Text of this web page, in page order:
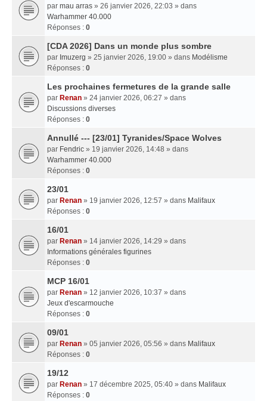
par mau arras » 26 janvier 2026, 22:03 » dans
Warhammer 40.000
Réponses : 0
[CDA 2026] Dans un monde plus sombre
par Imuzerg » 25 janvier 2026, 19:00 » dans Modélisme
Réponses : 0
Les prochaines fermetures de la grande salle
par Renan » 24 janvier 2026, 06:27 » dans
Discussions diverses
Réponses : 0
Annullé --- [23/01] Tyranides/Space Wolves
par Fendric » 19 janvier 2026, 14:48 » dans
Warhammer 40.000
Réponses : 0
23/01
par Renan » 19 janvier 2026, 12:57 » dans Malifaux
Réponses : 0
16/01
par Renan » 14 janvier 2026, 14:29 » dans
Informations générales figurines
Réponses : 0
MCP 16/01
par Renan » 12 janvier 2026, 10:37 » dans
Jeux d'escarmouche
Réponses : 0
09/01
par Renan » 05 janvier 2026, 05:56 » dans Malifaux
Réponses : 0
19/12
par Renan » 17 décembre 2025, 05:40 » dans Malifaux
Réponses : 0